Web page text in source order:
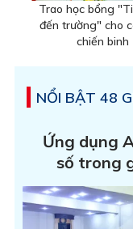
Trao học bổng
đến trường" cho
chiến binh
NỔI BẬT 48
Ứng dụng
số trong